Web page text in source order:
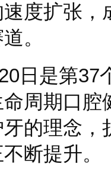
度扩张
。
日是第37
周期口腔
的理念，
断提升。